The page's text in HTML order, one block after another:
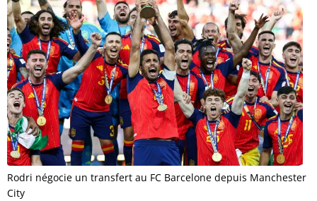
Rodri négocie un transfert au FC Barcelone depuis Manchester
City